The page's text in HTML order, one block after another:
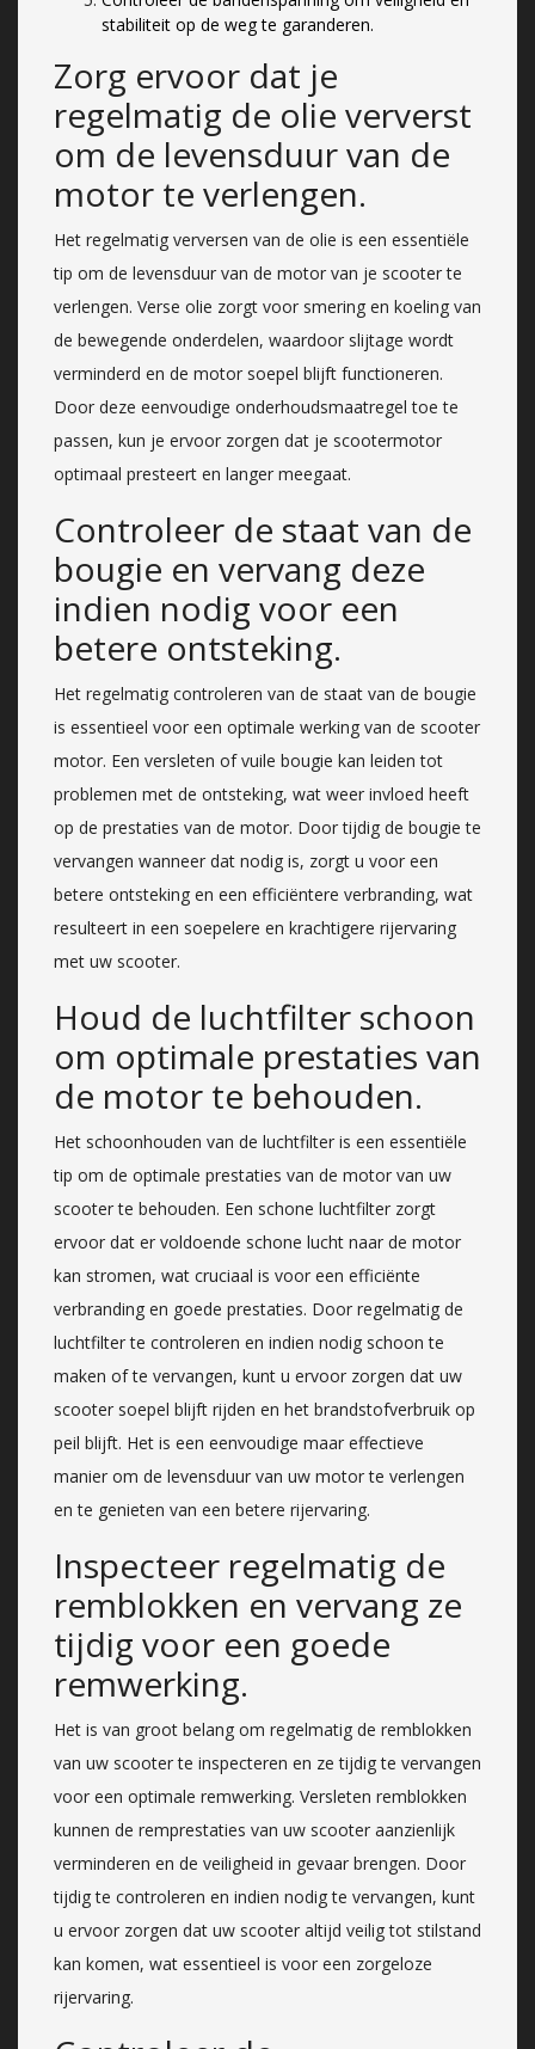
stabiliteit op de weg te garanderen.
Zorg ervoor dat je
regelmatig de olie ververst
om de levensduur van de
motor te verlengen.
Het regelmatig verversen van de olie is een essentiële
tip om de levensduur van de motor van je scooter te
verlengen. Verse olie zorgt voor smering en koeling van
de bewegende onderdelen, waardoor slijtage wordt
verminderd en de motor soepel blijft functioneren.
Door deze eenvoudige onderhoudsmaatregel toe te
passen, kun je ervoor zorgen dat je scootermotor
optimaal presteert en langer meegaat.
Controleer de staat van de
bougie en vervang deze
indien nodig voor een
betere ontsteking.
Het regelmatig controleren van de staat van de bougie
is essentieel voor een optimale werking van de scooter
motor. Een versleten of vuile bougie kan leiden tot
problemen met de ontsteking, wat weer invloed heeft
op de prestaties van de motor. Door tijdig de bougie te
vervangen wanneer dat nodig is, zorgt u voor een
betere ontsteking en een efficiëntere verbranding, wat
resulteert in een soepelere en krachtigere rijervaring
met uw scooter.
Houd de luchtfilter schoon
om optimale prestaties van
de motor te behouden.
Het schoonhouden van de luchtfilter is een essentiële
tip om de optimale prestaties van de motor van uw
scooter te behouden. Een schone luchtfilter zorgt
ervoor dat er voldoende schone lucht naar de motor
kan stromen, wat cruciaal is voor een efficiënte
verbranding en goede prestaties. Door regelmatig de
luchtfilter te controleren en indien nodig schoon te
maken of te vervangen, kunt u ervoor zorgen dat uw
scooter soepel blijft rijden en het brandstofverbruik op
peil blijft. Het is een eenvoudige maar effectieve
manier om de levensduur van uw motor te verlengen
en te genieten van een betere rijervaring.
Inspecteer regelmatig de
remblokken en vervang ze
tijdig voor een goede
remwerking.
Het is van groot belang om regelmatig de remblokken
van uw scooter te inspecteren en ze tijdig te vervangen
voor een optimale remwerking. Versleten remblokken
kunnen de remprestaties van uw scooter aanzienlijk
verminderen en de veiligheid in gevaar brengen. Door
tijdig te controleren en indien nodig te vervangen, kunt
u ervoor zorgen dat uw scooter altijd veilig tot stilstand
kan komen, wat essentieel is voor een zorgeloze
rijervaring.